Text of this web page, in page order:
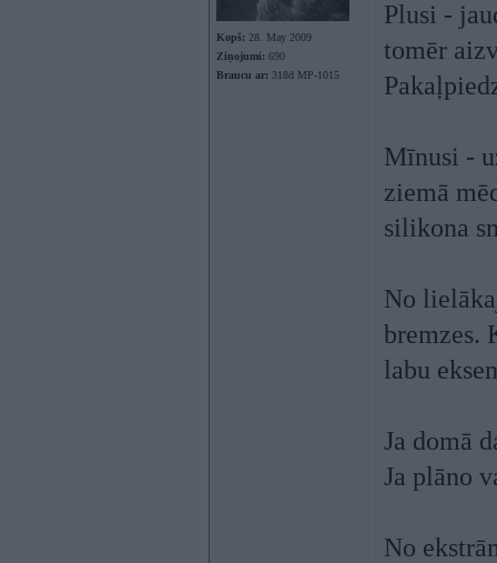
Kopš: 28. May 2009
Ziņojumi: 690
Braucu ar: 318d MP-1015
Plusi -
tomēr
Mīnusi -
ziemā
silikona
No
bremzes.
labu
Ja domā
Ja plāno
No